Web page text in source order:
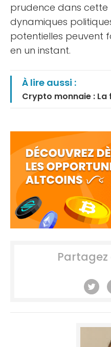
prudence dans cette
dynamiques
potentielles peuvent
en un instant.
À lire aussi :
Crypto monnaie : La